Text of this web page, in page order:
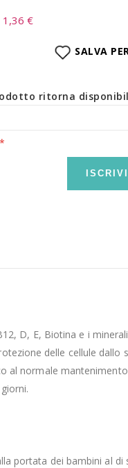
1,36 €
SALVA
ritorna
D, E, Biotina e i
delle cellule
normale
portata dei bambini al